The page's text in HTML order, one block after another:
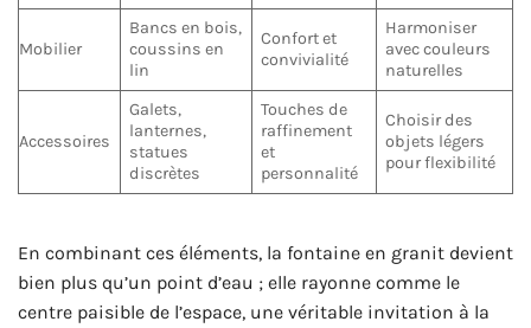
Mobilier
Bancs en bois,
coussins en
lin
Confort et
convivialité
Harmoniser
avec couleurs
naturelles
Accessoires
Galets,
lanternes,
statues
discrètes
Touches de
raffinement
et
personnalité
Choisir des
objets légers
pour flexibilité
En combinant ces éléments, la fontaine en granit devient
bien plus qu’un point d’eau ; elle rayonne comme le
centre paisible de l’espace, une véritable invitation à la